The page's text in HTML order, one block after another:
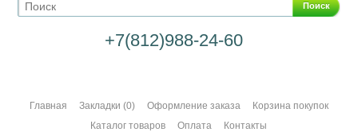
Поиск
+7(812)988-24-60
Главная Закладки (0) Оформление заказа
Корзина покупок
Каталог товаров
Оплата Контакты